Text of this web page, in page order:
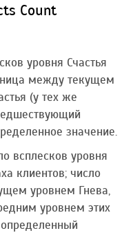
Count
уровня Счастья
между текущем
(у тех же
значение.
всплесков уровня
клиентов; число
уровнем Гнева,
уровнем этих